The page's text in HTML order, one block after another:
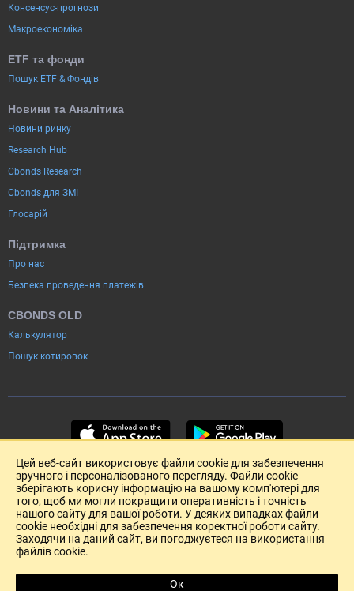
Консенсус-прогнози
Макроекономіка
ETF та фонди
Пошук ETF & Фондів
Новини та Аналітика
Новини ринку
Research Hub
Cbonds Research
Cbonds для ЗМІ
Глосарій
Підтримка
Про нас
Безпека проведення платежів
CBONDS OLD
Калькулятор
Пошук котировок
Розміщення реклами
Цей веб-сайт використовує файли cookie для забезпечення
зручного і персоналізованого перегляду. Файли cookie
зберігають корисну інформацію на вашому комп'ютері для
того, щоб ми могли покращити оперативність і точність
нашого сайту для вашої роботи. У деяких випадках файли
cookie необхідні для забезпечення коректної роботи сайту.
Заходячи на даний сайт, ви погоджуєтеся на використання
файлів cookie.
Ок